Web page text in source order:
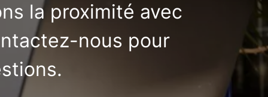
la proximité avec
nous pour